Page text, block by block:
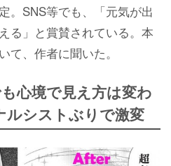
。SNS等でも、「元気が出
る」と賞賛されている。本
て、作者に聞いた。
心境で見え方は変わ
ルシストぶりで激変